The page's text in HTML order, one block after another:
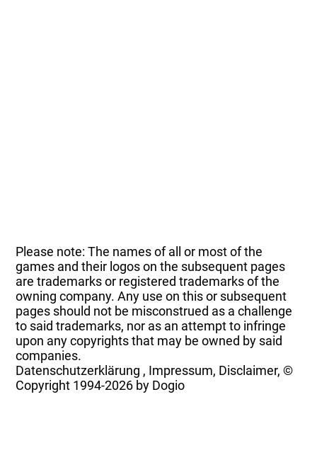
Please note: The names of all or most of the
games and their logos on the subsequent pages
are trademarks or registered trademarks of the
owning company. Any use on this or subsequent
pages should not be misconstrued as a challenge
to said trademarks, nor as an attempt to infringe
upon any copyrights that may be owned by said
companies.
Datenschutzerklärung , Impressum, Disclaimer, ©
Copyright 1994-2026 by Dogio